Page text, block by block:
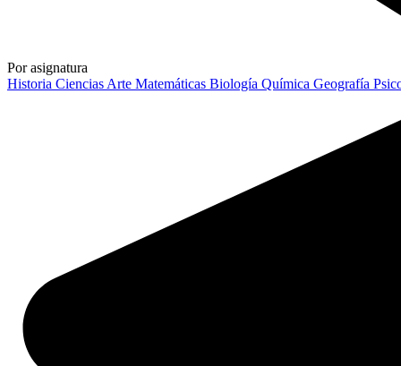
Por asignatura
Historia Ciencias Arte Matemáticas Biología Química Geografía